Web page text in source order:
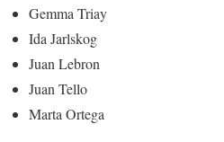
Gemma Triay
Ida Jarlskog
Juan Lebron
Juan Tello
Marta Ortega